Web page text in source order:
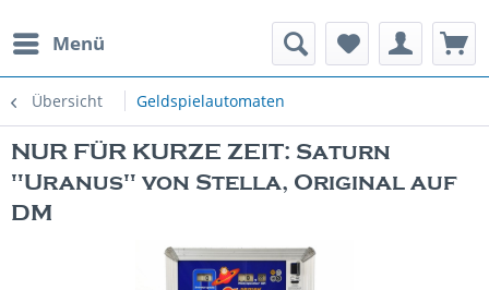
Menü
Übersicht Geldspielautomaten
Spielautomaten
NUR FÜR KURZE ZEIT: Saturn
"Uranus" von Stella, Original auf
DM